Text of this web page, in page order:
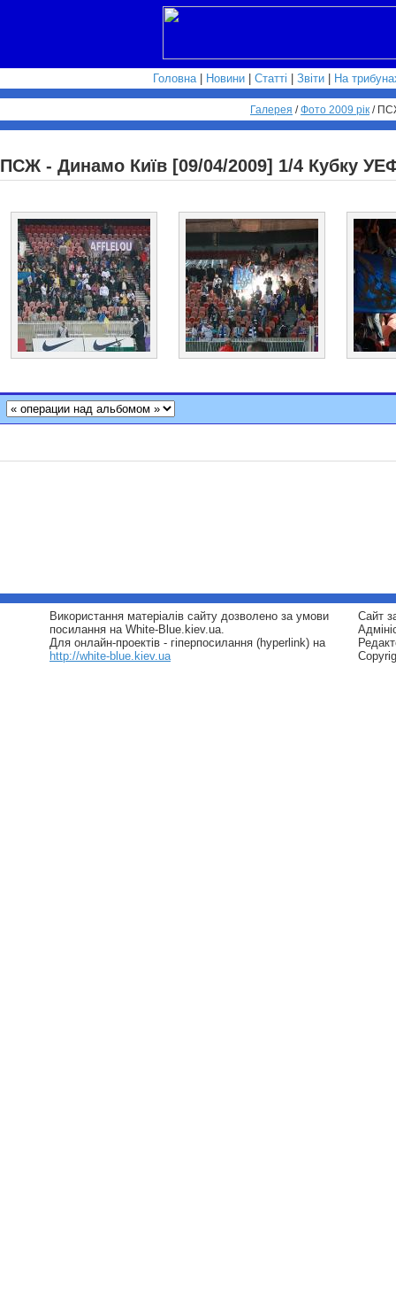
Головна| Новини Статті Звіти На
Галерея /Фото 2009 рік /
ПСЖ - Динамо Київ [09/04/2009] 1/4 Кубку
Використання матеріалів сайту дозволено за умови
посилання на White-Blue.kiev.ua.
Для онлайн-проектів - гіперпосилання (hyperlink) на
http://white-blue.kiev.ua
Сайт